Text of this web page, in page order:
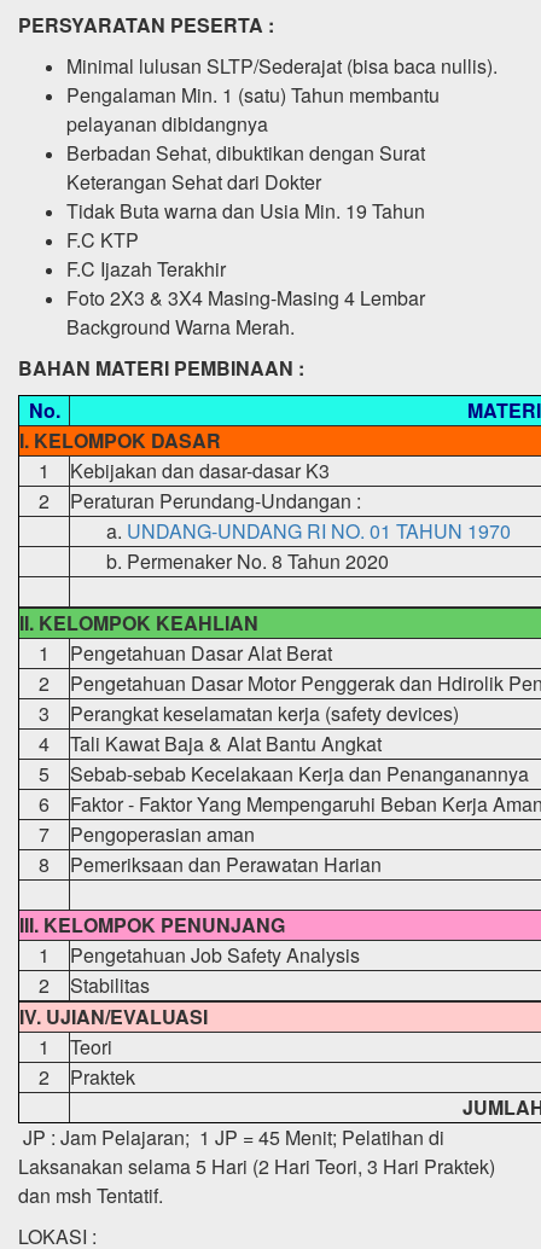
PERSYARATAN PESERTA :
Minimal lulusan SLTP/Sederajat (bisa baca nullis).
Pengalaman Min. 1 (satu) Tahun membantu
pelayanan dibidangnya
Berbadan Sehat, dibuktikan dengan Surat
Keterangan Sehat dari Dokter
Tidak Buta warna dan Usia Min. 19 Tahun
F.C KTP
F.C Ijazah Terakhir
Foto 2X3 & 3X4 Masing-Masing 4 Lembar
Background Warna Merah.
BAHAN MATERI PEMBINAAN :
No.
MATERI
I. KELOMPOK DASAR
1
Kebijakan dan dasar-dasar K3
2
Peraturan Perundang-Undangan :
a. UNDANG-UNDANG RI NO. 01 TAHUN 1970
b. Permenaker No. 8 Tahun 2020
II. KELOMPOK KEAHLIAN
1
Pengetahuan Dasar Alat Berat
2
Pengetahuan Dasar Motor Penggerak dan Hdirolik
3
Perangkat keselamatan kerja (safety devices)
4
Tali Kawat Baja & Alat Bantu Angkat
5
Sebab-sebab Kecelakaan Kerja dan Penanganannya
6
Faktor - Faktor Yang Mempengaruhi Beban Kerja
7
Pengoperasian aman
8
Pemeriksaan dan Perawatan Harian
III. KELOMPOK PENUNJANG
1
Pengetahuan Job Safety Analysis
2
Stabilitas
IV. UJIAN/EVALUASI
1
Teori
2
Praktek
JP : Jam Pelajaran; 1 JP = 45 Menit; Pelatihan di
Laksanakan selama 5 Hari (2 Hari Teori, 3 Hari Praktek)
dan msh Tentatif.
LOKASI :